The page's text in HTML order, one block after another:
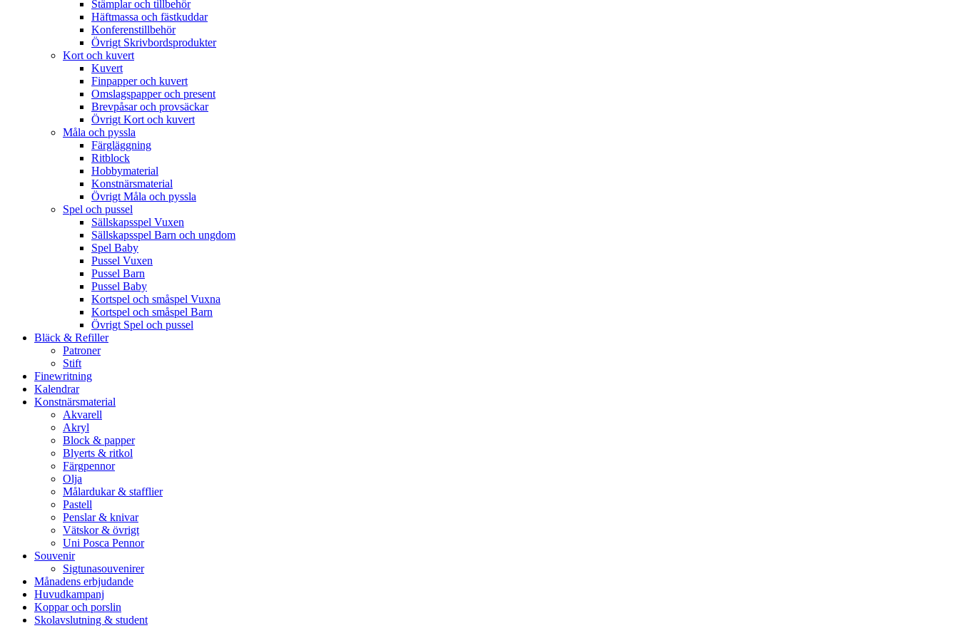
Stämplar och tillbehör
Häftmassa och fästkuddar
Konferenstillbehör
Övrigt Skrivbordsprodukter
Kort och kuvert
Kuvert
Finpapper och kuvert
Omslagspapper och present
Brevpåsar och provsäckar
Övrigt Kort och kuvert
Måla och pyssla
Färgläggning
Ritblock
Hobbymaterial
Konstnärsmaterial
Övrigt Måla och pyssla
Spel och pussel
Sällskapsspel Vuxen
Sällskapsspel Barn och ungdom
Spel Baby
Pussel Vuxen
Pussel Barn
Pussel Baby
Kortspel och småspel Vuxna
Kortspel och småspel Barn
Övrigt Spel och pussel
Bläck & Refiller
Patroner
Stift
Finewritning
Kalendrar
Konstnärsmaterial
Akvarell
Akryl
Block & papper
Blyerts & ritkol
Färgpennor
Olja
Målardukar & stafflier
Pastell
Penslar & knivar
Vätskor & övrigt
Uni Posca Pennor
Souvenir
Sigtunasouvenirer
Månadens erbjudande
Huvudkampanj
Koppar och porslin
Skolavslutning & student